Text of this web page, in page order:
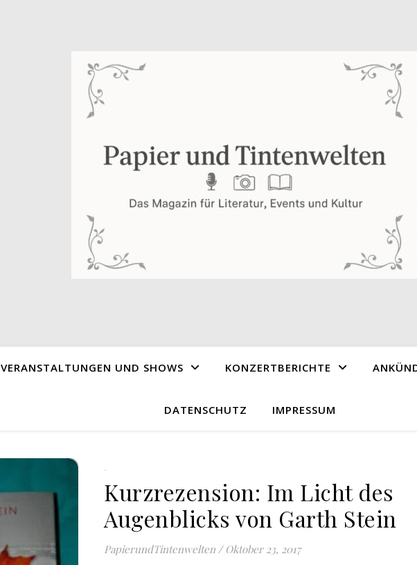
VERANSTALTUNGEN UND SHOWS KONZERTBERICHTE
DATENSCHUTZ IMPRESSUM
.
Kurzrezension: Im Licht des
Augenblicks von Garth Stein
PapierundTintenwelten / Oktober 23, 2017